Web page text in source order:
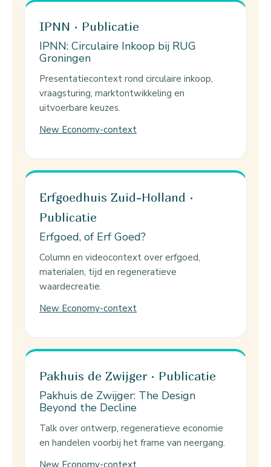
IPNN · Publicatie
IPNN: Circulaire Inkoop bij RUG
Groningen
Presentatiecontext rond circulaire inkoop,
vraagsturing, marktontwikkeling en
uitvoerbare keuzes.
New Economy-context
Erfgoedhuis Zuid-Holland ·
Publicatie
Erfgoed, of Erf Goed?
Column en videocontext over erfgoed,
materialen, tijd en regeneratieve
waardecreatie.
New Economy-context
Pakhuis de Zwijger · Publicatie
Pakhuis de Zwijger: The Design
Beyond the Decline
Talk over ontwerp, regeneratieve economie
en handelen voorbij het frame van neergang.